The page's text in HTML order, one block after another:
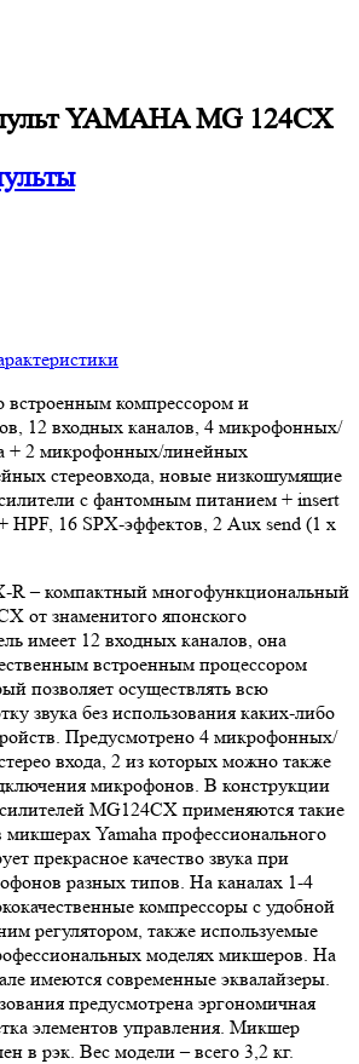
YAMAHA MG 124CX
компрессором и
12 входных каналов, 4 микрофонных/
+ 2 микрофонных/линейных
стереовхода, новые низкошумящие
с фантомным питанием + insert
HPF, 16 SPX-эффектов, 2 Aux send (1 x
– компактный многофункциональный
от знаменитого японского
имеет 12 входных каналов, она
встроенным процессором
позволяет осуществлять всю
звука без использования каких-либо
Предусмотрено 4 микрофонных/
входа, 2 из которых можно также
микрофонов. В конструкции
MG124CX применяются такие
Yamaha профессионального
прекрасное качество звука при
разных типов. На каналах 1-4
компрессоры с удобной
регулятором, также используемые
моделях микшеров. На
имеются современные эквалайзеры.
предусмотрена эргономичная
элементов управления. Микшер
в рэк. Вес модели – всего 3,2 кг.